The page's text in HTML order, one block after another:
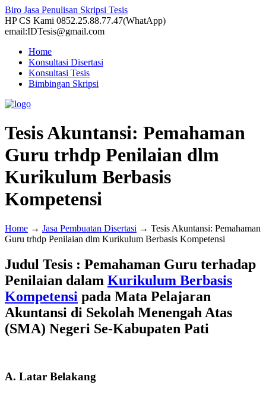
Biro Jasa Penulisan Skripsi Tesis
HP CS Kami 0852.25.88.77.47(WhatApp)
email:IDTesis@gmail.com
Home
Konsultasi Disertasi
Konsultasi Tesis
Bimbingan Skripsi
Tesis Akuntansi: Pemahaman
Guru trhdp Penilaian dlm
Kurikulum Berbasis
Kompetensi
Home → Jasa Pembuatan Disertasi → Tesis Akuntansi: Pemahaman
Guru trhdp Penilaian dlm Kurikulum Berbasis Kompetensi
Judul Tesis : Pemahaman Guru terhadap
Penilaian dalam Kurikulum Berbasis
Kompetensi pada Mata Pelajaran
Akuntansi di Sekolah Menengah Atas
(SMA) Negeri Se-Kabupaten Pati
A. Latar Belakang